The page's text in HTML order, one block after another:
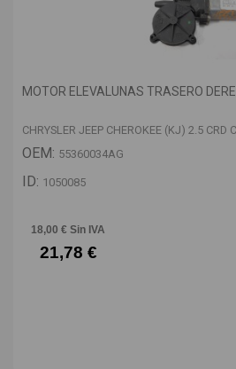
MOTOR ELEVALUNAS TRASERO
CHRYSLER JEEP CHEROKEE (KJ) 2.5 CRD
OEM: 55360034AG
ID: 1050085
18,00 € Sin IVA
21,78 €